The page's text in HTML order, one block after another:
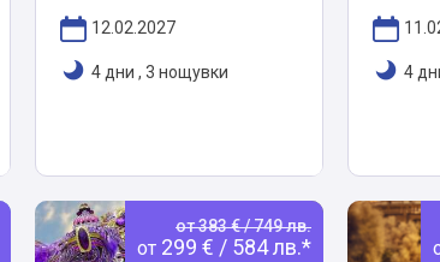
12.02.2027
4 дни , 3 нощувки 4
от 383 € / 749 лв.
от 299 € / 584 лв.*